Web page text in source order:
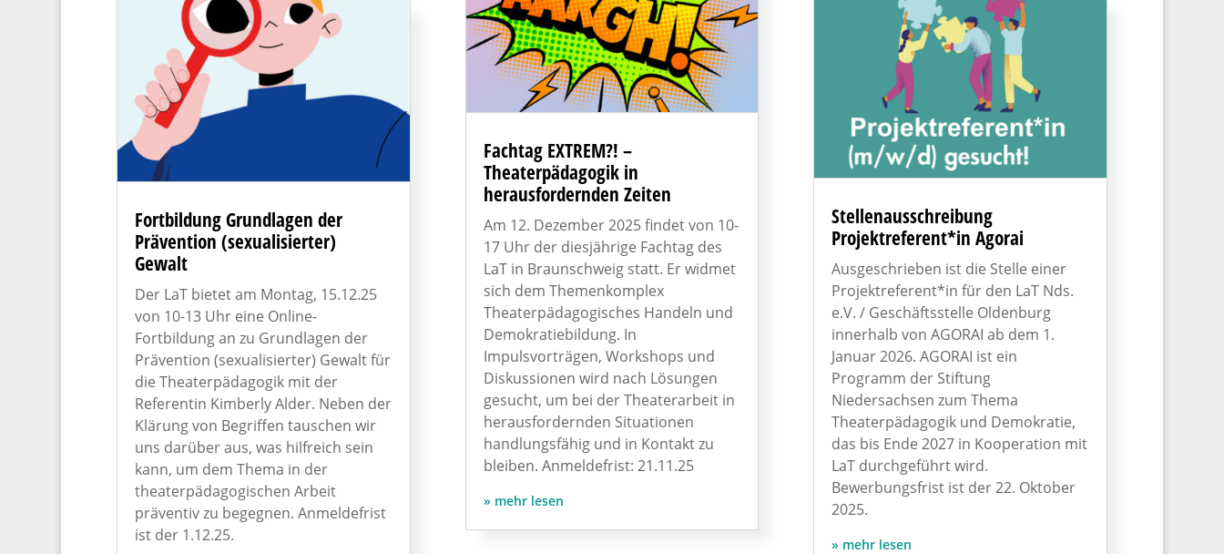
Fortbildung Grundlagen der
Prävention (sexualisierter)
Gewalt
Der LaT bietet am Montag, 15.12.25
von 10-13 Uhr eine Online-
Fortbildung an zu Grundlagen der
Prävention (sexualisierter) Gewalt für
die Theaterpädagogik mit der
Referentin Kimberly Alder. Neben der
Klärung von Begriffen tauschen wir
uns darüber aus, was hilfreich sein
kann, um dem Thema in der
theaterpädagogischen Arbeit
präventiv zu begegnen. Anmeldefrist
ist der 1.12.25.
Fachtag EXTREM?! –
Theaterpädagogik in
herausfordernden Zeiten
Am 12. Dezember 2025 findet von 10-
17 Uhr der diesjährige Fachtag des
LaT in Braunschweig statt. Er widmet
sich dem Themenkomplex
Theaterpädagogisches Handeln und
Demokratiebildung. In
Impulsvorträgen, Workshops und
Diskussionen wird nach Lösungen
gesucht, um bei der Theaterarbeit in
herausfordernden Situationen
handlungsfähig und in Kontakt zu
bleiben. Anmeldefrist: 21.11.25
mehr lesen
Stellenausschreibung
Projektreferent*in Agorai
Ausgeschrieben ist die Stelle einer
Projektreferent*in für den LaT Nds.
e.V. / Geschäftsstelle Oldenburg
innerhalb von AGORAI ab dem 1.
Januar 2026. AGORAI ist ein
Programm der Stiftung
Niedersachsen zum Thema
Theaterpädagogik und Demokratie,
das bis Ende 2027 in Kooperation mit
LaT durchgeführt wird.
Bewerbungsfrist ist der 22. Oktober
2025.
mehr lesen